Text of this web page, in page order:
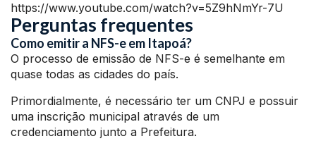
https://www.youtube.com/watch?v=5Z9hNmYr-7U
Perguntas frequentes
Como emitir a NFS-e em Itapoá?
O processo de emissão de NFS-e é semelhante em
quase todas as cidades do país.
Primordialmente, é necessário ter um CNPJ e possuir
uma inscrição municipal através de um
credenciamento junto a Prefeitura.